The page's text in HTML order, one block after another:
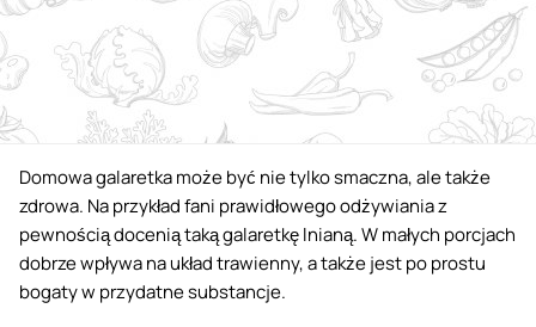
Domowa galaretka może być nie tylko smaczna, ale także
zdrowa. Na przykład fani prawidłowego odżywiania z
pewnością docenią taką galaretkę lnianą. W małych porcjach
dobrze wpływa na układ trawienny, a także jest po prostu
bogaty w przydatne substancje.